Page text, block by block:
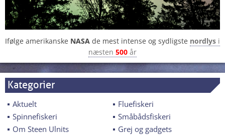
Ifølge amerikanske NASA de mest intense og sydligste nordlys i
næsten 500 år
Kategorier
Aktuelt
Fluefiskeri
Spinnefiskeri
Småbådsfiskeri
Om Steen Ulnits
Grej og gadgets